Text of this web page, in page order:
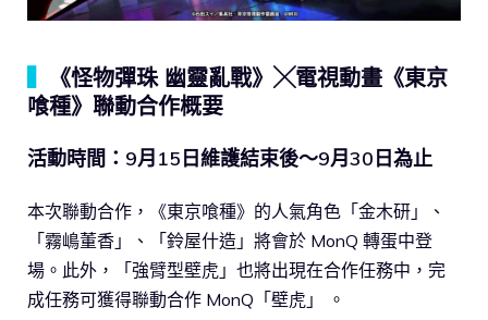
《怪物彈珠 幽靈亂戰》╳電視動畫《東京
喰種》聯動合作概要
活動時間：9月15日維護結束後～9月30日為止
本次聯動合作，《東京喰種》的人氣角色「金木研」、
「霧嶋董香」、「鈴屋什造」將會於 MonQ 轉蛋中登
場。此外，「強臂型壁虎」也將出現在合作任務中，完
成任務可獲得聯動合作 MonQ「壁虎」 。